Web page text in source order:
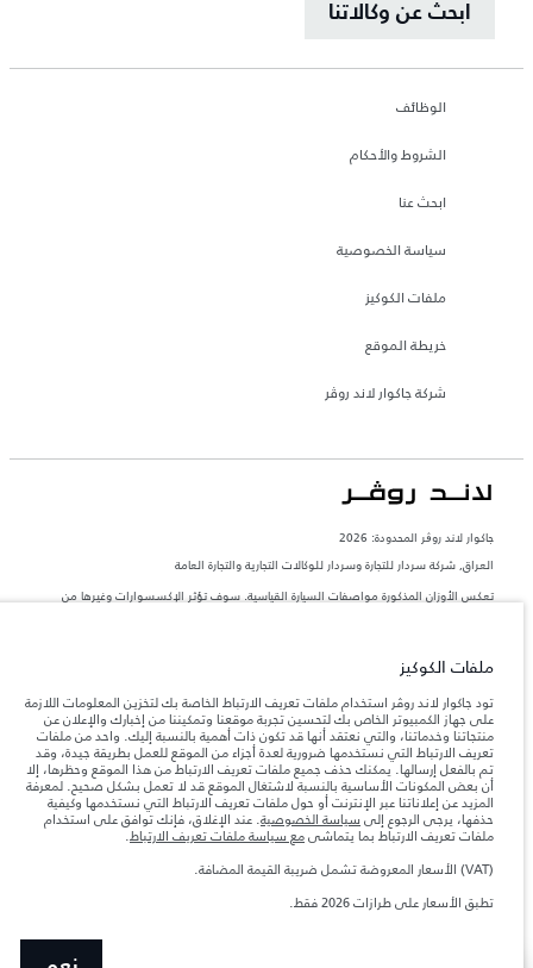
ابحث عن وكالاتنا
الوظائف
الشروط والأحكام
ابحث عنا
سياسة الخصوصية
ملفات الكوكيز
خريطة الموقع
شركة جاكوار لاند روڤر
جاكوار لاند روڨر المحدودة: 2026
العراق, شركة سردار للتجارة وسردار للوكالات التجارية والتجارة العامة
تعكس الأوزان المذكورة مواصفات السيارة القياسية. سوف تؤثر الإكسسوارات وغيرها من
المعلومات والمواصفات والأسعار والألوان المذكورة على هذا الموقع قد تختلف من بلد إلى
آخر، كما أنّها قد تتغير بدون إشعار مسبق. الرجاء التواصل مع وكيلنا المحلي للتأكد من توفّرها
والتحقق من الأسعار.
ملاحظة مهمة حول الصور والمواصفات.إن النقص العالمي في أشباه الموصلات يؤثر حاليًا
في مواصفات تصميم السيارات وتوفر الخيارات وتوقيتات التصاميم. هذا ظرف ديناميكي
للغاية، ونتيجة لذلك، قد لا تمثّل الصور المستخدَمة ضمن موقع الويب حاليًا المواصفات الحالية
بالكامل بالنسبة إلى الميزات والخيارات والحلية ومجموعات الألوان. يرجى استشارة وكيلك الذي
سيتمكّن من تأكيد أي تقييدات حالية معك للسماح لك باتخاذ قرار مدروس
الأرقام المقدمة هي نتيجة لاختبارات المصنع الرسمية وفقاً لتشريعات الاتحاد الأوروبي. قد
يتباين استهلك الوقود الفعلي للمركبة عن ذلك المتحقق في تلك الاختبارات كما أن هذه
الأرقام بغرض المقارنة فحسب.
ملفات الكوكيز
تود جاكوار لاند روڤر استخدام ملفات تعريف الارتباط الخاصة بك لتخزين المعلومات اللازمة
على جهاز الكمبيوتر الخاص بك لتحسين تجربة موقعنا وتمكيننا من إخبارك والإعلان عن
منتجاتنا وخدماتنا، والتي نعتقد أنها قد تكون ذات أهمية بالنسبة إليك. واحد من ملفات
تعريف الارتباط التي نستخدمها ضرورية لعدة أجزاء من الموقع للعمل بطريقة جيدة، وقد
تم بالفعل إرسالها. يمكنك حذف جميع ملفات تعريف الارتباط من هذا الموقع وحظرها، إلا
أن بعض المكونات الأساسية بالنسبة لاشتغال الموقع قد لا تعمل بشكل صحيح. لمعرفة
المزيد عن إعلاناتنا عبر الإنترنت أو حول ملفات تعريف الارتباط التي نستخدمها وكيفية
حذفها، يرجى الرجوع إلى سياسة الخصوصية. عند الإغلاق، فإنك توافق على استخدام
ملفات تعريف الارتباط بما يتماشىمع سياسة ملفات تعريف الارتباط.
(VAT) الأسعار المعروضة تشمل ضريبة القيمة المضافة.
تطبق الأسعار على طرازات 2026 فقط.